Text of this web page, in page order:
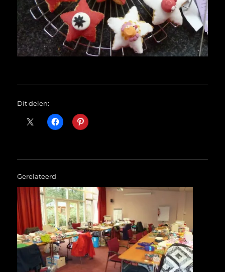
Dit delen:
Gerelateerd